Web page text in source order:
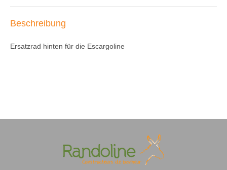
Beschreibung
Ersatzrad hinten für die Escargoline